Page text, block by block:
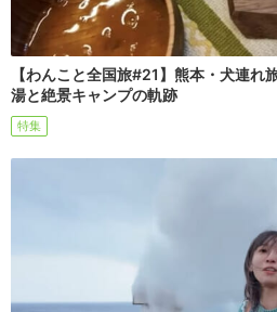
【わんこと全国旅#21】熊本・犬連れ
湯と絶景キャンプの軌跡
特集